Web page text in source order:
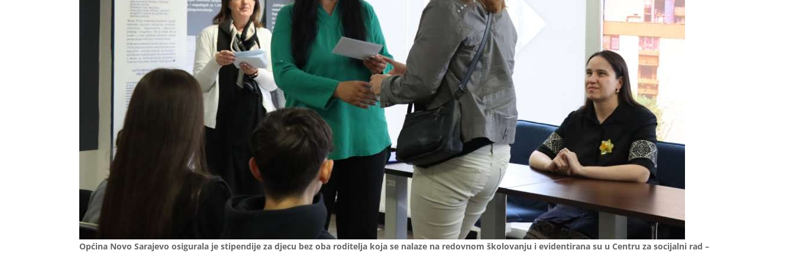
Općina Novo Sarajevo osigurala je stipendije za djecu bez oba roditelja koja se nalaze na redovnom školovanju i evidentirana su u Centru za socijalni rad –